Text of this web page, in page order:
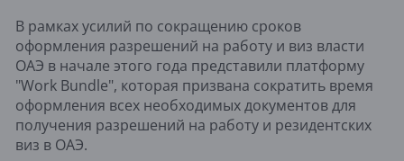
В рамках усилий по сокращению сроков
оформления разрешений на работу и виз власти
ОАЭ в начале этого года представили платформу
"Work Bundle", которая призвана сократить время
оформления всех необходимых документов для
получения разрешений на работу и резидентских
виз в ОАЭ.